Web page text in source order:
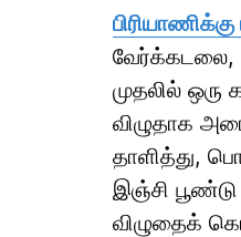
வேர்க்கடலை,
முதலில் ஒரு
விழுதாக
தாளித்து,
இஞ்சி
விழுதைக்